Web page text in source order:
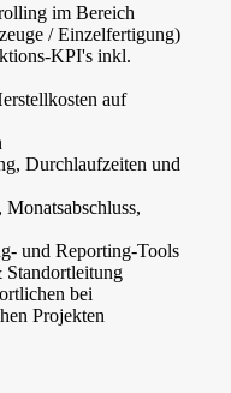
im Bereich
/ Einzelfertigung)
KPI's inkl.
auf
Durchlaufzeiten und
und Reporting-Tools
Standortleitung
bei
Projekten